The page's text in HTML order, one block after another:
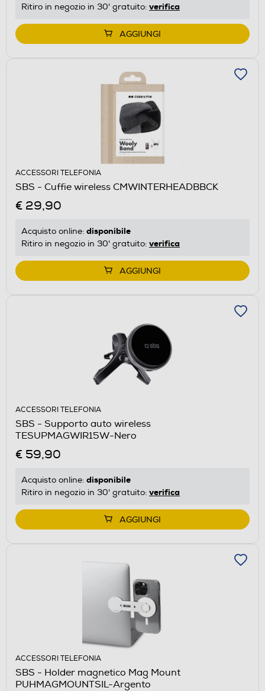
Ritiro in negozio in 30' gratuito: verifica
AGGIUNGI
ACCESSORI TELEFONIA
SBS - Cuffie wireless CMWINTERHEADBBCK
€ 29,90
Acquisto online: disponibile
Ritiro in negozio in 30' gratuito: verifica
AGGIUNGI
ACCESSORI TELEFONIA
SBS - Supporto auto wireless
TESUPMAGWIR15W-Nero
€ 59,90
Acquisto online: disponibile
Ritiro in negozio in 30' gratuito: verifica
AGGIUNGI
ACCESSORI TELEFONIA
SBS - Holder magnetico Mag Mount
PUHMAGMOUNTSIL-Argento